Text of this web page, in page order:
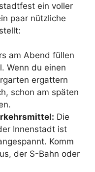
ein voller
paar nützliche
am Abend füllen
Wenn du einen
ergattern
schon am späten
Die
Innenstadt ist
Komm
der S-Bahn oder